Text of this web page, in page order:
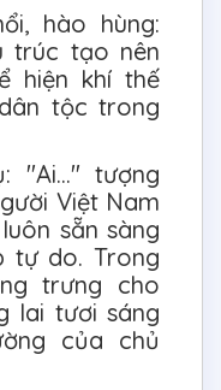
hào hùng:
trúc tạo nên
hiện khí thế
tộc trong
"Ai..." tượng
Việt Nam
sẵn sàng
tự do. Trong
trưng cho
lai tươi sáng
của chủ